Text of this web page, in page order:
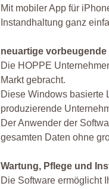
Mit mobiler App für
Instandhaltung ganz
neuartige
Die HOPPE
Markt gebracht.
Diese Windows basierte
produzierende
Der Anwender der
gesamten Daten ohne
Wartung, Pflege und
Die Software ermöglicht